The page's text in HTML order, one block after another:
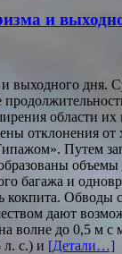
и
выходного дня.
области
отклонения от
Путем
объемы
багажа и
кокпита. Обводы
дают
волне до 0,5 м с
с.) и [Детали…]